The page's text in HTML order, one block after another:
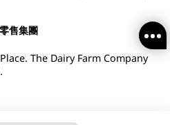
售集團
The Dairy Farm Company